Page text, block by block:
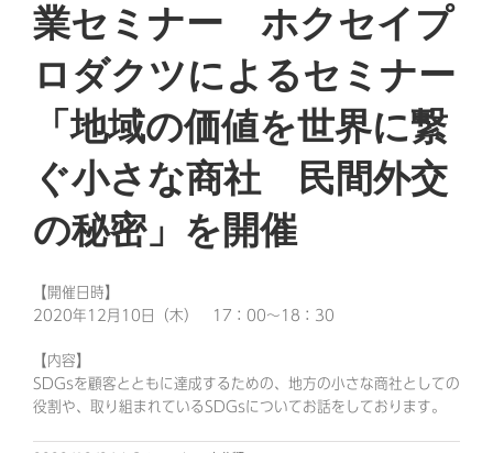
業セミナー ホクセイプ
ロダクツによるセミナー
「地域の価値を世界に繋
ぐ小さな商社 民間外交
の秘密」を開催
【開催日時】
2020年12月10日（木） 17：00～18：30
【内容】
SDGsを顧客とともに達成するための、地方の小さな商社としての
役割や、取り組まれているSDGsについてお話をしております。